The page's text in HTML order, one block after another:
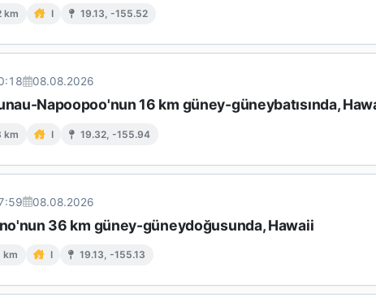
km I 19.13, -155.52
08.08.2026
Napoopoo'nun 16 km güney-güneybatısında,
km I 19.32, -155.94
08.08.2026
36 km güney-güneydoğusunda, Hawaii
km I 19.13, -155.13